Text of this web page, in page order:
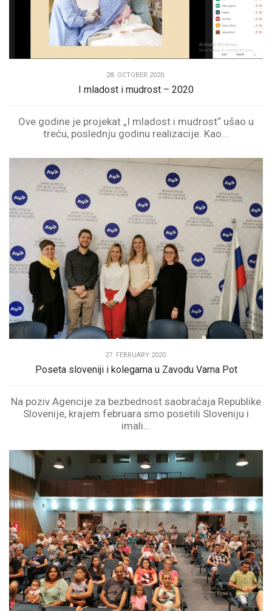
28. OCTOBER 2020.
I mladost i mudrost – 2020
Ove godine je projekat „I mladost i mudrost“ ušao u
treću, poslednju godinu realizacije. Kao...
27. FEBRUARY 2020.
Poseta sloveniji i kolegama u Zavodu Varna Pot
Na poziv Agencije za bezbednost saobraćaja Republike
Slovenije, krajem februara smo posetili Sloveniju i
imali...